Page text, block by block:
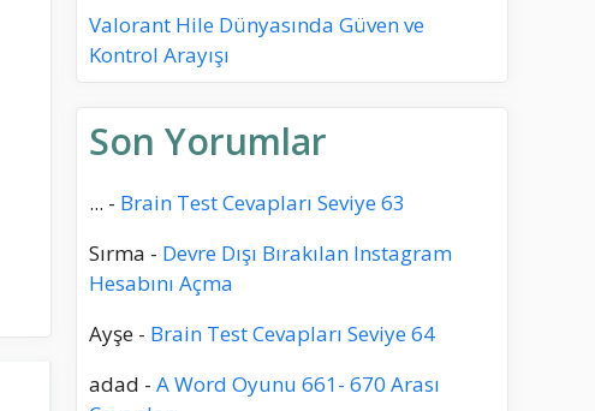
Valorant Hile Dünyasında Güven ve
Kontrol Arayışı
Son Yorumlar
... - Brain Test Cevapları Seviye 63
Sırma - Devre Dışı Bırakılan Instagram
Hesabını Açma
Ayşe - Brain Test Cevapları Seviye 64
adad - A Word Oyunu 661- 670 Arası